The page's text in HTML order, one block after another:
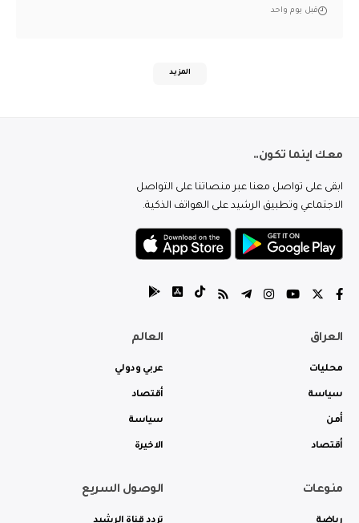
قبل يوم واحد
المزيد
معك اينما تكون..
ابقى على تواصل معنا عبر منصاتنا على التواصل
الاجتماعي وتطبيق الرشيد على الهواتف الذكية.
العراق
محليات
سياسة
أمن
أقتصاد
العالم
عربي ودولي
أقتصاد
سياسة
الاخيرة
منوعات
رياضة
الوصول السريع
تردد قناة الرشيد